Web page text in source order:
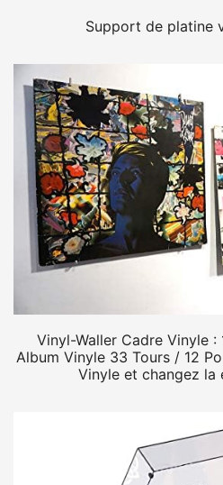
Support de platine
Vinyl-Waller Cadre Vinyle
Album Vinyle 33 Tours / 12
Vinyle et changez la